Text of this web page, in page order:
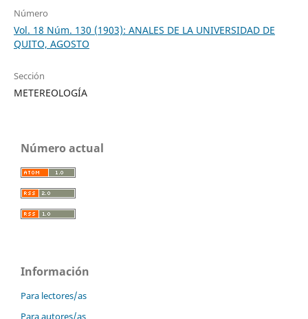
Número
Vol. 18 Núm. 130 (1903): ANALES DE LA UNIVERSIDAD DE
QUITO, AGOSTO
Sección
METEREOLOGÍA
Número actual
Información
Para lectores/as
Para autores/as